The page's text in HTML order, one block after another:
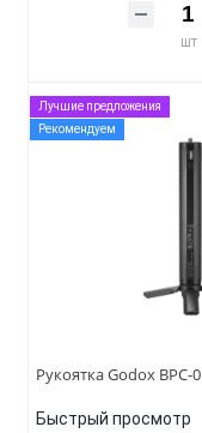
шт
Лучшие предложения
Рекомендуем
Рукоятка Godox BPC-
Быстрый просмотр